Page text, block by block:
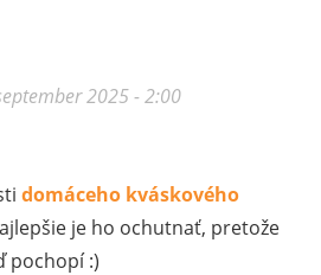
2025 - 2:00
domáceho kváskového
je ho ochutnať, pretože
pochopí :)